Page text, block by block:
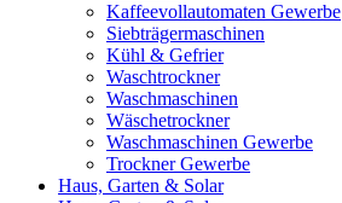
Kaffeevollautomaten Gewerbe
Siebträgermaschinen
Kühl & Gefrier
Waschtrockner
Waschmaschinen
Wäschetrockner
Waschmaschinen Gewerbe
Trockner Gewerbe
Haus, Garten & Solar